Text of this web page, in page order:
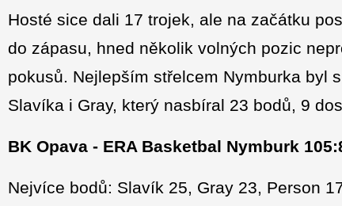
Hosté sice dali 17 trojek, ale na začátku
do zápasu, hned několik volných pozic
pokusů. Nejlepším střelcem Nymburka byl
Slavíka i Gray, který nasbíral 23 bodů, 9
BK Opava - ERA Basketbal Nymburk
Nejvíce bodů: Slavík 25, Gray 23, Person